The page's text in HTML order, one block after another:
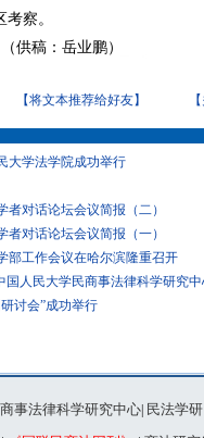
察。
鹏）
【将文本推荐给好友】
大学法学院成功举行
对话论坛会议简报（二）
对话论坛会议简报（一）
部工作会议在哈尔滨隆重召开
国人民大学民商事法律科学研究
讨会”成功举行
事法律科学研究中心| 民法学